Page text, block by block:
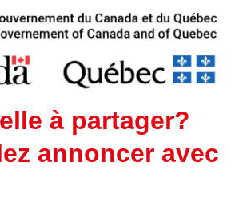
à partager?
annoncer avec